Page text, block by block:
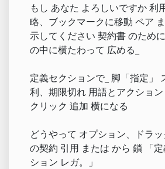
もし あなた よろしいですか 利
略、ブックマークに移動 ペア
示してください 契約書 のため
の中に横たわって 広める_
定義セクションで_ 脚「指定」
利、期限切れ 用語とアクション
クリック 追加 横になる
どうやって オプション、ドラ
の契約 引用 または から 鎖 「
ション レガ。」